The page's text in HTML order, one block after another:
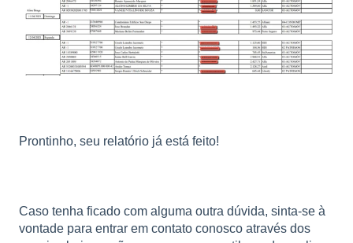
Prontinho, seu relatório já está feito!
Caso tenha ficado com alguma outra dúvida, sinta-se à
vontade para entrar em contato conosco através dos